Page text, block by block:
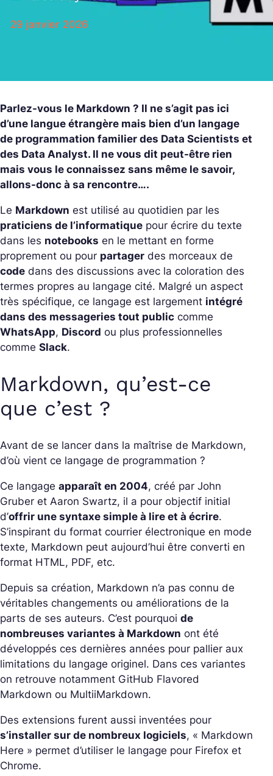
29 janvier 2026
Parlez-vous le Markdown ? Il ne s’agit pas ici
d’une langue étrangère mais bien d’un langage
de programmation familier des Data Scientists et
des Data Analyst. Il ne vous dit peut-être rien
mais vous le connaissez sans même le savoir,
allons-donc à sa rencontre….
Le Markdown est utilisé au quotidien par les
praticiens de l’informatique pour écrire du texte
dans les notebooks en le mettant en forme
proprement ou pour partager des morceaux de
code dans des discussions avec la coloration des
termes propres au langage cité. Malgré un aspect
très spécifique, ce langage est largement intégré
dans des messageries tout public comme
WhatsApp, Discord ou plus professionnelles
comme Slack.
Markdown, qu’est-ce
que c’est ?
Avant de se lancer dans la maîtrise de Markdown,
d’où vient ce langage de programmation ?
Ce langage apparaît en 2004, créé par John
Gruber et Aaron Swartz, il a pour objectif initial
d’offrir une syntaxe simple à lire et à écrire.
S’inspirant du format courrier électronique en mode
texte, Markdown peut aujourd’hui être converti en
format HTML, PDF, etc.
Depuis sa création, Markdown n’a pas connu de
véritables changements ou améliorations de la
parts de ses auteurs. C’est pourquoi de
nombreuses variantes à Markdown ont été
développés ces dernières années pour pallier aux
limitations du langage originel. Dans ces variantes
on retrouve notamment GitHub Flavored
Markdown ou MultiiMarkdown.
Des extensions furent aussi inventées pour
s’installer sur de nombreux logiciels, « Markdown
Here » permet d’utiliser le langage pour Firefox et
Chrome.